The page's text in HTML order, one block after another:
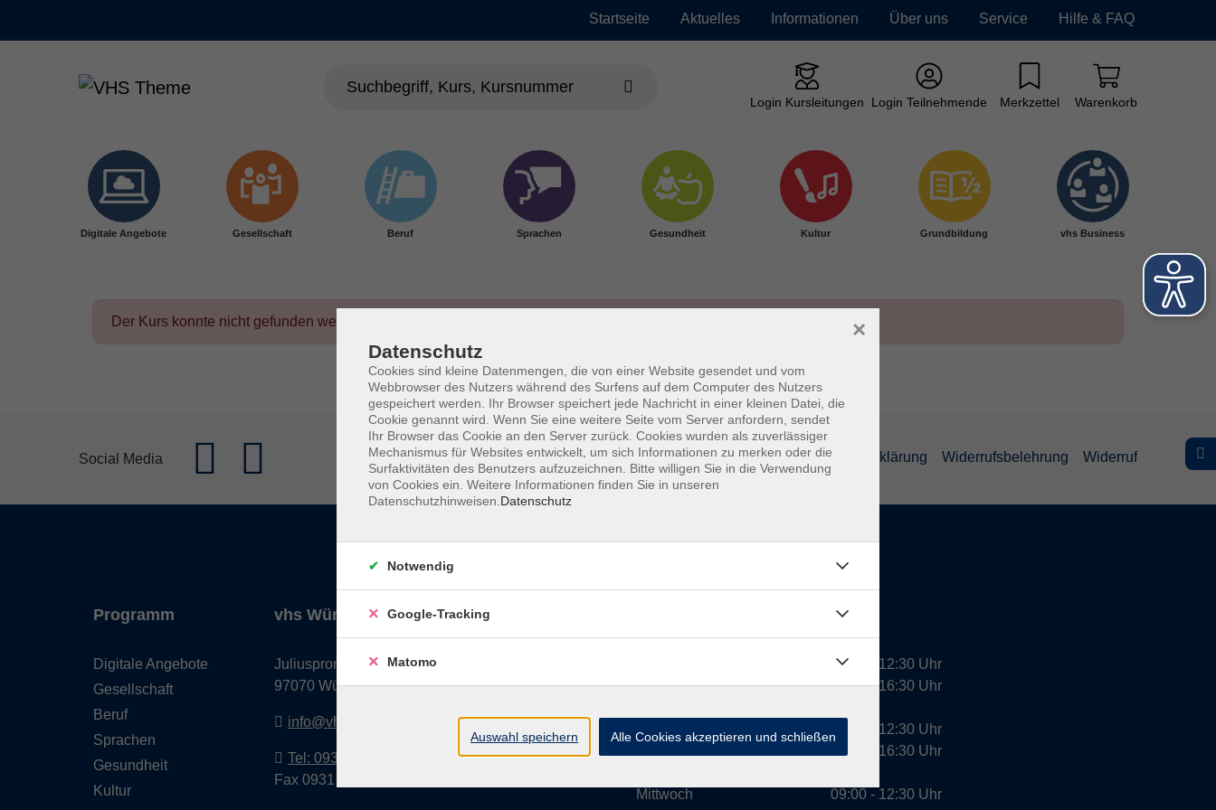
Startseite Aktuelles Informationen Über uns Service Hilfe & FAQ
Login Kursleitungen Login Teilnehmende Merkzettel Warenkorb
Digitale Angebote Gesellschaft Beruf Sprachen Gesundheit Kultur Grundbildung vhs Business
Der Kurs konnte nicht gefunden werden.
Social Media Impressum AGBs Datenschutzerklärung Barrierefreiheitserklärung Widerrufsbelehrung Widerruf
Programm
Digitale Angebote
Gesellschaft
Beruf
Sprachen
Gesundheit
Kultur
vhs Würzburg & Umgebung e. V.
Juliuspromenade 68
97070 Würzburg
info@vhs-wuerzburg.de
Tel: 0931 35593 0
Fax 0931 35593-20
Dienstag
Mittwoch
09:00 - 12:30 Uhr
13:00 - 16:30 Uhr
10:00 - 12:30 Uhr
13:00 - 16:30 Uhr
09:00 - 12:30 Uhr
Datenschutz
Cookies sind kleine Datenmengen, die von einer Website gesendet und vom
Webbrowser des Nutzers während des Surfens auf dem Computer des Nutzers
gespeichert werden. Ihr Browser speichert jede Nachricht in einer kleinen Datei, die
Cookie genannt wird. Wenn Sie eine weitere Seite vom Server anfordern, sendet
Ihr Browser das Cookie an den Server zurück. Cookies wurden als zuverlässiger
Mechanismus für Websites entwickelt, um sich Informationen zu merken oder die
Surfaktivitäten des Benutzers aufzuzeichnen. Bitte willigen Sie in die Verwendung
von Cookies ein. Weitere Informationen finden Sie in unseren
Datenschutzhinweisen. Datenschutz
×
Notwendig
Google-Tracking
Matomo
Auswahl speichern Alle Cookies akzeptieren und schließen